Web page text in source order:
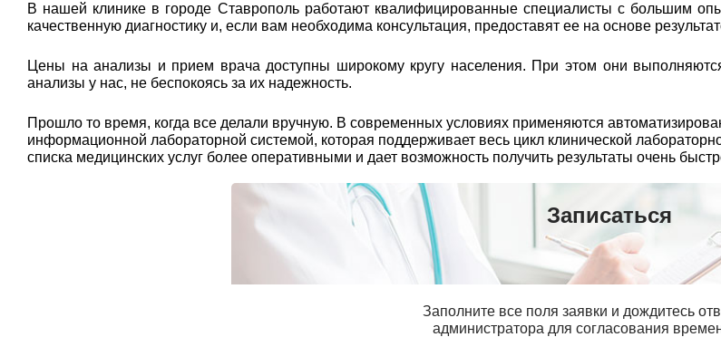
В нашей клинике в городе Ставрополь работают квалифицированные специалисты с большим
качественную диагностику и, если вам необходима консультация, предоставят ее на основе
Цены на анализы и прием врача доступны широкому кругу населения. При этом они
анализы у нас, не беспокоясь за их надежность.
Прошло то время, когда все делали вручную. В современных условиях применяются
информационной лабораторной системой, которая поддерживает весь цикл клинической
списка медицинских услуг более оперативными и дает возможность получить результаты очень
Записаться
Заполните все поля заявки и дождитесь
администратора для согласования